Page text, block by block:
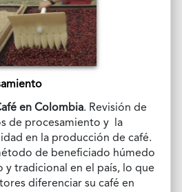
en Colombia. Revisión de
de procesamiento y la
en la producción de café.
de beneficiado húmedo
y tradicional en el país, lo que
diferenciar su café en